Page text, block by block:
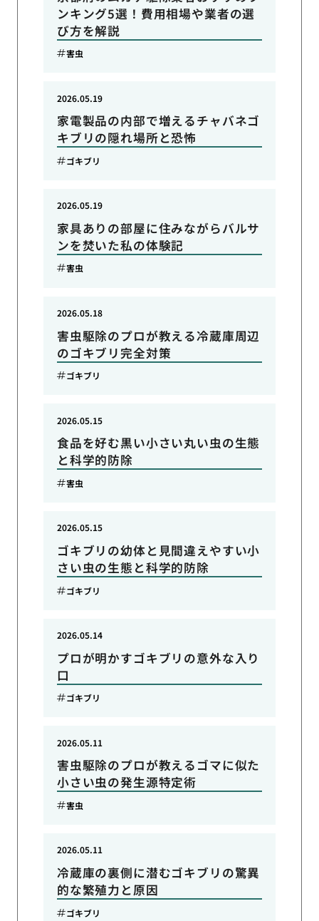
ンキング5選！費用相場や業者の選
び方を解説
害虫
家電製品の内部で増えるチャバネゴ
キブリの隠れ場所と恐怖
2026.05.19
ゴキブリ
家具ありの部屋に住みながらバルサ
ンを焚いた私の体験記
2026.05.19
害虫
害虫駆除のプロが教える冷蔵庫周辺
のゴキブリ完全対策
2026.05.18
ゴキブリ
食品を好む黒い小さい丸い虫の生態
と科学的防除
2026.05.15
害虫
ゴキブリの幼体と見間違えやすい小
さい虫の生態と科学的防除
2026.05.15
ゴキブリ
プロが明かすゴキブリの意外な入り
口
2026.05.14
ゴキブリ
害虫駆除のプロが教えるゴマに似た
小さい虫の発生源特定術
2026.05.11
害虫
冷蔵庫の裏側に潜むゴキブリの驚異
的な繁殖力と原因
2026.05.11
ゴキブリ